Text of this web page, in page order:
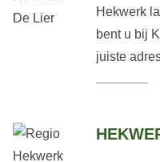
Hekwerk
bent u bij
juiste